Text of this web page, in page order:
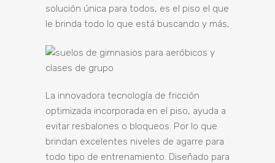
solución única para todos, es el piso el que
le brinda todo lo que está buscando y más,
La innovadora tecnología de fricción
optimizada incorporada en el piso, ayuda a
evitar resbalones o bloqueos. Por lo que
brindan excelentes niveles de agarre para
todo tipo de entrenamiento. Diseñado para